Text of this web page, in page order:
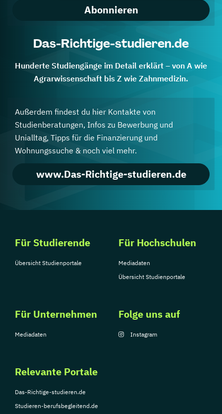
Abonnieren
Das-Richtige-studieren.de
Hunderte Studiengänge im Detail erklärt – von A wie
Agrarwissenschaft bis Z wie Zahnmedizin.
Außerdem findest du hier Kontakte von
Studienberatungen, Infos zu Bewerbung und
Unialltag, Tipps für die Finanzierung und
Wohnungssuche & noch viel mehr.
www.Das-Richtige-studieren.de
Für Studierende
Übersicht Studienportale
Für Hochschulen
Mediadaten
Übersicht Studienportale
Für Unternehmen
Mediadaten
Relevante Portale
Das-Richtige-studieren.de
Studieren-berufsbegleitend.de
Folge uns auf
Instagram